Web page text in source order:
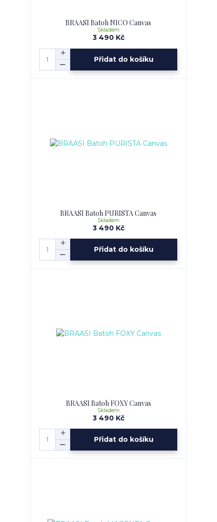
BRAASI Batoh NICO Canvas
3 490 Kč
Skladem
Přidat do košíku
BRAASI Batoh PURISTA Canvas
3 490 Kč
Skladem
Přidat do košíku
BRAASI Batoh FOXY Canvas
3 490 Kč
Skladem
Přidat do košíku